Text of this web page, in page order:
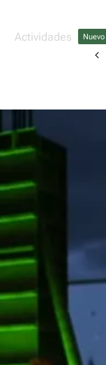
Actividades Nuevo